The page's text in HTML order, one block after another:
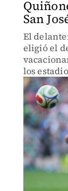
San
El
eligió el
los